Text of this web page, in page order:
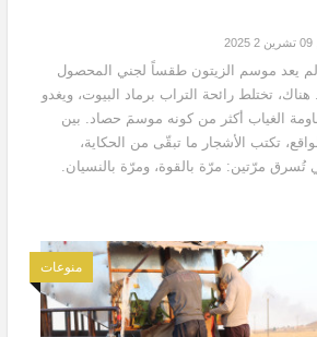
يعد موسم الزيتون طقساً لجني المحصول
تختلط رائحة التراب برماد البيوت، ويغدو
الغياب أكثر من كونه موسمَ حصاد. بين
تكتب الأشجار ما تبقّى من الحكاية،
تُسرق مرّتين: مرّة بالقوة، ومرّة بالنسيان.
منوعات